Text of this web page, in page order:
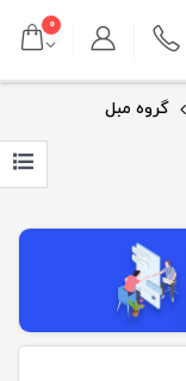
۰
گروه مبل